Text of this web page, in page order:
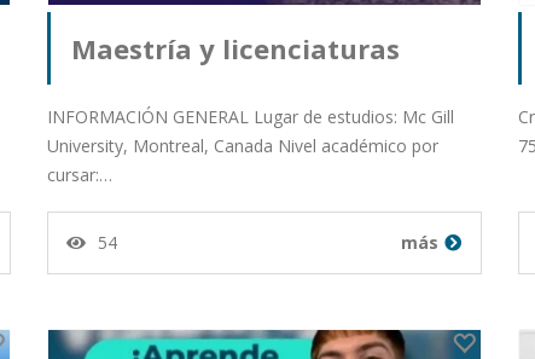
Maestría y licenciaturas
profesionales de segundo
ingreso
Publicado por Brenda Morales
desde Guatemala en 27-04-26
INFORMACIÓN GENERAL Lugar de estudios: Mc Gill
University, Montreal, Canada Nivel académico por
cursar:…
54 más